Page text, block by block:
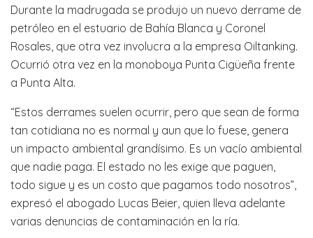
Durante la madrugada se produjo un nuevo derrame de
petróleo en el estuario de Bahía Blanca y Coronel
Rosales, que otra vez involucra a la empresa Oiltanking.
Ocurrió otra vez en la monoboya Punta Cigüeña frente
a Punta Alta.
“Estos derrames suelen ocurrir, pero que sean de forma
tan cotidiana no es normal y aun que lo fuese, genera
un impacto ambiental grandísimo. Es un vacío ambiental
que nadie paga. El estado no les exige que paguen,
todo sigue y es un costo que pagamos todo nosotros”,
expresó el abogado Lucas Beier, quien lleva adelante
varias denuncias de contaminación en la ría.